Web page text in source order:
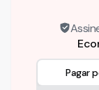
Pagar